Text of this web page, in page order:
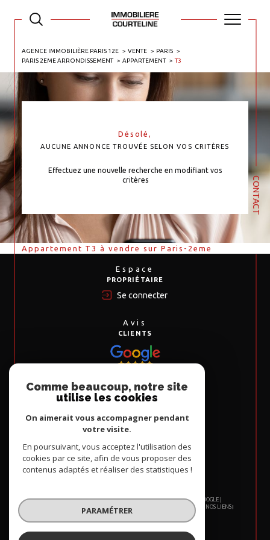
CONTACT
AGENCE IMMOBILIÈRE PARIS 12E VENTE
PARIS
PARIS 2EME ARRONDISSEMENT
APPARTEMENT T3
Désolé,
AUCUNE ANNONCE TROUVÉE SELON VOS CRITÈRES
Effectuez une nouvelle recherche en modifiant vos
critères
Appartement T3 à vendre sur Paris-2eme
Espace
PROPRIÉTAIRE
Se connecter
Avis
CLIENTS
Nous
ADHÉRONS
© 2026 | TOUS DROITS RÉSERVÉS | TRADUCTION POWERED BY GOOGLE |
PLAN DU SITE ADMIN
NOS LIENS
POLITIQUE RGPD
Comme beaucoup, notre site
utilise les cookies
On aimerait vous accompagner pendant
votre visite.
En poursuivant, vous acceptez l'utilisation des
cookies par ce site, afin de vous proposer des
contenus adaptés et réaliser des statistiques !
PARAMÉTRER